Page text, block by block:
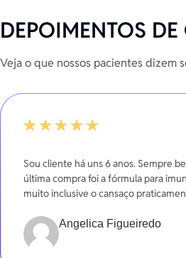
DEPOIMENTOS DE
Veja o que nossos pacientes dizem
Sou cliente há uns 6 anos. Sempre
última compra foi a fórmula para
muito inclusive o cansaço
Angelica Figueiredo